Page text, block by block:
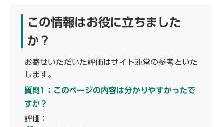
この情報はお役に立ちました
か？
お寄せいただいた評価はサイト運営の参考といた
します。
質問1：このページの内容は分かりやすかったで
すか？
評価：